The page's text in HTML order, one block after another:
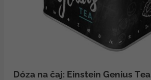
Dóza na čaj: Einstein Genius Tea